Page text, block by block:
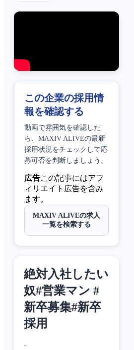
この企業の採用情
報を確認する
動画で雰囲気を確認した
ら、 MAXIV ALIVEの最新
採用状況をチェックして応
募可否を判断しましょう。
広告この記事にはアフ
ィリエイト広告を含み
ます。
MAXIV ALIVEの求人
一覧を検索する
絶対入社したい
奴#営業マン #
新卒募集#新卒
採用
-